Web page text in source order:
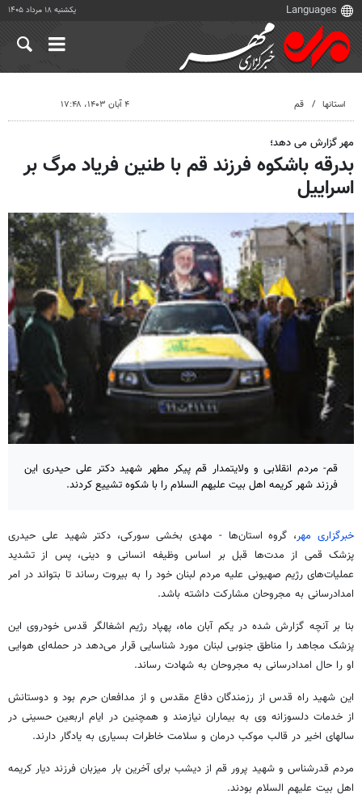
یکشنبه ۱۸ مرداد ۱۴۰۵
استانها قم ۴ آبان ۱۴۰۳، ۱۷:۴۸
مهر گزارش می دهد؛
بدرقه باشکوه فرزند قم با طنین فریاد مرگ بر
اسراییل
قم- مردم انقلابی و ولایتمدار قم پیکر مطهر شهید دکتر علی حیدری این
فرزند شهر کریمه اهل بیت علیهم السلام را با شکوه تشییع کردند.
خبرگزاری مهر، گروه استان‌ها - مهدی بخشی سورکی، دکتر شهید علی حیدری
پزشک قمی از مدت‌ها قبل بر اساس وظیفه انسانی و دینی، پس از تشدید
عملیات‌های رژیم صهیونی علیه مردم لبنان خود را به بیروت رساند تا بتواند در امر
امدادرسانی به مجروحان مشارکت داشته باشد.
بنا بر آنچه گزارش شده در یکم آبان ماه، پهپاد رژیم اشغالگر قدس خودروی این
پزشک مجاهد را مناطق جنوبی لبنان مورد شناسایی قرار می‌دهد در حمله‌ای هوایی
او را حال امدادرسانی به مجروحان به شهادت رساند.
این شهید راه قدس از رزمندگان دفاع مقدس و از مدافعان حرم بود و دوستانش
از خدمات دلسوزانه وی به بیماران نیازمند و همچنین در ایام اربعین حسینی در
سالهای اخیر در قالب موکب درمان و سلامت خاطرات بسیاری به یادگار دارند.
مردم قدرشناس و شهید پرور قم از دیشب برای آخرین بار میزبان فرزند دیار کریمه
اهل بیت علیهم السلام بودند.